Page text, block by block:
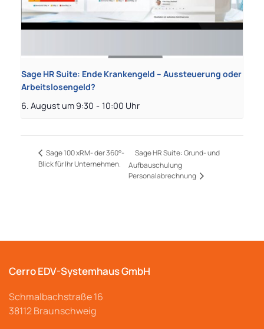
Sage HR Suite: Ende Krankengeld – Aussteuerung oder
Arbeitslosengeld?
6. August um 9:30 - 10:00
Sage 100 xRM- der 360°-
Blick für Ihr Unternehmen.
Sage HR Suite: Grund- und
Aufbauschulung
Personalabrechnung
Cerro EDV-Systemhaus GmbH
Schmalbachstraße16
38112 Braunschweig